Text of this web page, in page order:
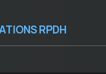
RPDH